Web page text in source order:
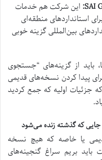
SAI این شرکت هم خدمات
استانداردهای منطقه‌ای
بین‌المللی گزینه خوبی
باید از گزینه‌های “جستجوی
پیدا کردن نسخه‌های قدیمی
جزئیات اولیه که جمع کردید
که گذشته زنده می‌شود
یا خاصه که هیچ نسخه
باید بریم سراغ گنجینه‌های